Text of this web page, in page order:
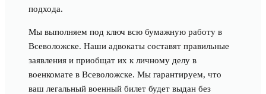
подхода.
Мы выполняем под ключ всю бумажную работу в
Всеволожске. Наши адвокаты составят правильные
заявления и приобщат их к личному делу в
военкомате в Всеволожске. Мы гарантируем, что
ваш легальный военный билет будет выдан без